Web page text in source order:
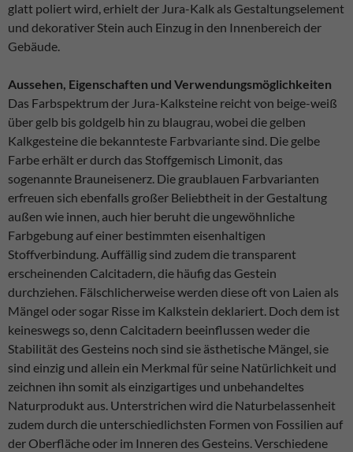
glatt poliert wird, erhielt der Jura-Kalk als Gestaltungselement
und dekorativer Stein auch Einzug in den Innenbereich der
Gebäude.
Aussehen, Eigenschaften und Verwendungsmöglichkeiten
Das Farbspektrum der Jura-Kalksteine reicht von beige-weiß
über gelb bis goldgelb hin zu blaugrau, wobei die gelben
Kalkgesteine die bekannteste Farbvariante sind. Die gelbe
Farbe erhält er durch das Stoffgemisch Limonit, das
sogenannte Brauneisenerz. Die graublauen Farbvarianten
erfreuen sich ebenfalls großer Beliebtheit in der Gestaltung
außen wie innen, auch hier beruht die ungewöhnliche
Farbgebung auf einer bestimmten eisenhaltigen
Stoffverbindung. Auffällig sind zudem die transparent
erscheinenden Calcitadern, die häufig das Gestein
durchziehen. Fälschlicherweise werden diese oft von Laien als
Mängel oder sogar Risse im Kalkstein deklariert. Doch dem ist
keineswegs so, denn Calcitadern beeinflussen weder die
Stabilität des Gesteins noch sind sie ästhetische Mängel, sie
sind einzig und allein ein Merkmal für seine Natürlichkeit und
zeichnen ihn somit als einzigartiges und unbehandeltes
Naturprodukt aus. Unterstrichen wird die Naturbelassenheit
zudem durch die unterschiedlichsten Formen von Fossilien auf
der Oberfläche oder im Inneren des Gesteins. Verschiedene
Statistik
Funktionaliät
und Struktur
der Seite,
schauen, wie
die Seite
genutzt wird.
Experience
Erfahrungen
- werden
aktuell nicht
ausgewertet.
Marketing
Cookies -
werden
aktuell nicht
ausgewertet.